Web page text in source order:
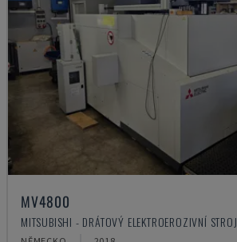
MV4800
MITSUBISHI - DRÁTOVÝ ELEKTROEROZIVNÍ STROJ